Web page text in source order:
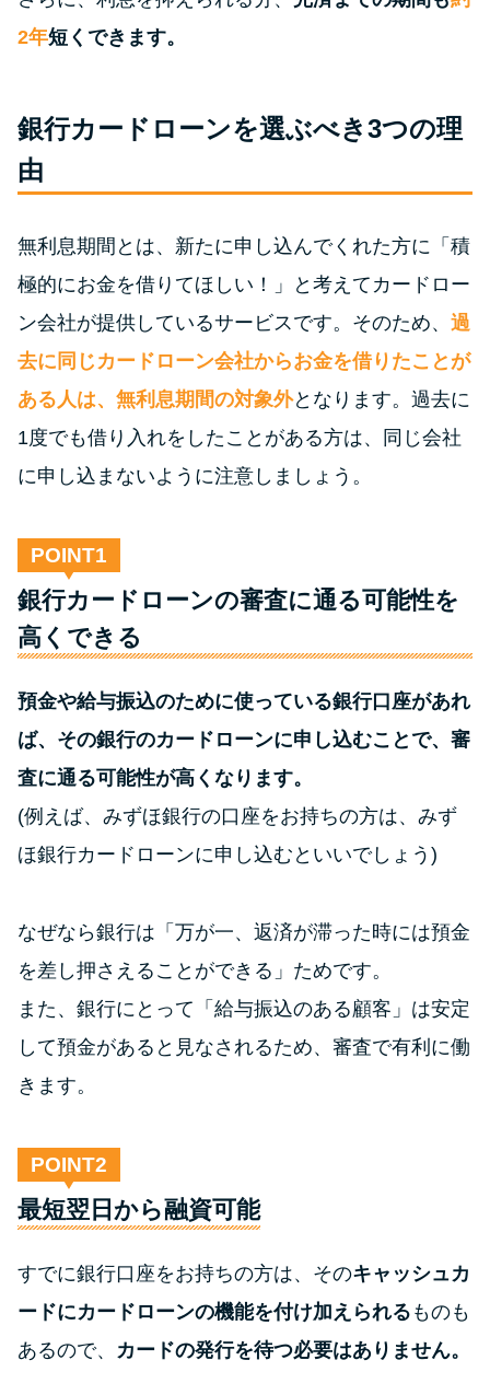
ブラックでもお金を借りるに
は？3つの判断基準と工面法
アコムはブラックでも審査に通
る？ 自分がブラックか確かめる
アコムとレイクどっちがいい
の？ カードローンの選び方を徹
プロミスの返済方法を徹底解
説！ もっとも便利でお得な返済
方法はどれ？
合わせ先とシーン別の問い合わ
2年短くできます。
銀行カードローンを選ぶべき3つの理
由
無利息期間とは、新たに申し込んでくれた方に「積
極的にお金を借りてほしい！」と考えてカードロー
ン会社が提供しているサービスです。そのため、 過
去に同じカードローン会社からお金を借りたことが
ある人は、無利息期間の対象外となります。過去に
1度でも借り入れをしたことがある方は、同じ会社
に申し込まないように注意しましょう。
POINT
銀行カードローンの審査に通る可能性を
高くできる
預金や給与振込のために使っている銀行口座があれ
ば、その銀行のカードローンに申し込むことで、審
査に通る可能性が高くなります。
(例えば、みずほ銀行の口座をお持ちの方は、みず
ほ銀行カードローンに申し込むといいでしょう)
なぜなら銀行は「万が一、返済が滞った時には預金
を差し押さえることができる」ためです。
また、銀行にとって「給与振込のある顧客」は安定
して預金があると見なされるため、審査で有利に働
きます。
POINT
最短翌日から融資可能
すでに銀行口座をお持ちの方は、そのキャッシュカ
ードにカードローンの機能を付け加えられる ものも
あるので、 カードの発行を待つ必要はありません。